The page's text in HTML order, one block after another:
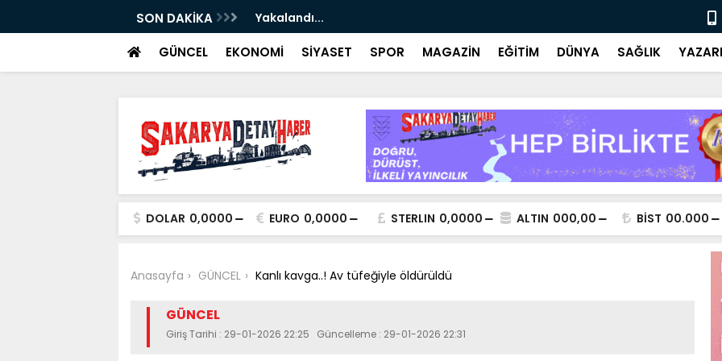
SON DAKİKA Yakalandı... Ulusal ve
GÜNCEL EKONOMİ SİYASET SPOR MAGAZİN EĞİTİM DÜNYA SAĞLIK
DOLAR 0,0000 EURO 0,0000 STERLIN 0,0000 ALTIN 000,00 BİST 00.000
Anasayfa GÜNCEL Kanlı kavga..! Av tüfeğiyle öldürüldü
GÜNCEL
Giriş Tarihi : 29-01-2026 22:25 Güncelleme : 29-01-2026 22:31